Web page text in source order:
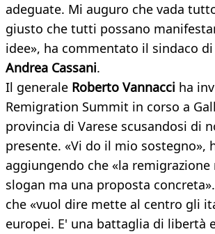
adeguate. Mi auguro che vada
giusto che tutti possano
idee», ha commentato il sindaco
Andrea Cassani.
Il generale Roberto Vannacci ha
Remigration Summit in corso a
provincia di Varese scusandosi di
presente. «Vi do il mio sostegno»,
aggiungendo che «la remigrazione
slogan ma una proposta
che «vuol dire mette al centro gli
europei. E' una battaglia di libertà